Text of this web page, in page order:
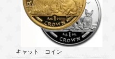
キャット コイン